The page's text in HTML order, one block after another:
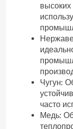
Чугун:
часто
Медь: